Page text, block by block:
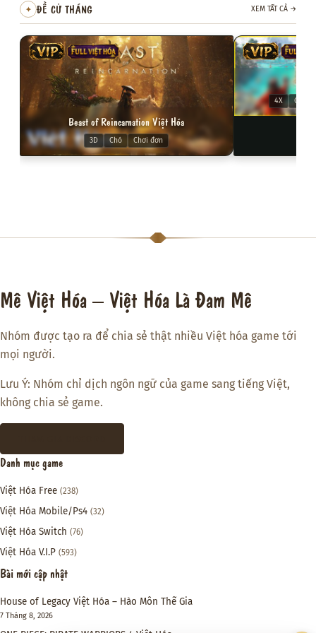
✦ ĐỀ CỬ THÁNG XEM TẤT CẢ →
VIP FULL VIỆT HÓA
Beast of Reincarnation Việt Hóa
3D Chó Chơi đơn
VIP FULL
4X
Mê Việt Hóa – Việt Hóa Là Đam Mê
Nhóm được tạo ra để chia sẻ thật nhiều Việt hóa game tới
mọi người.
Lưu Ý: Nhóm chỉ dịch ngôn ngữ của game sang tiếng Việt,
không chia sẻ game.
Danh mục game
Việt Hóa Free (238)
Việt Hóa Mobile/Ps4 (32)
Việt Hóa Switch (76)
Việt Hóa V.I.P (593)
Bài mới cập nhật
House of Legacy Việt Hóa – Hào Môn Thế Gia
7 Tháng 8, 2026